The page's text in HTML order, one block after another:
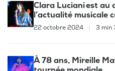
Clara Luciani est au
l’actualité musicale
22 octobre 2024 3 min
À 78 ans, Mireille